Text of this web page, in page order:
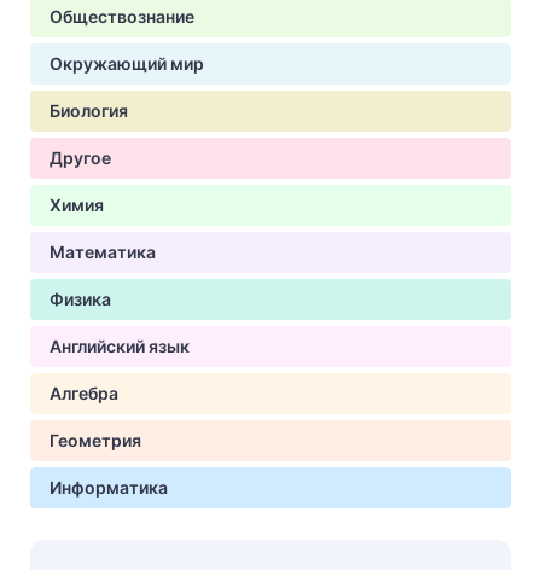
Обществознание
Окружающий мир
Биология
Другое
Химия
Математика
Физика
Английский язык
Алгебра
Геометрия
Информатика